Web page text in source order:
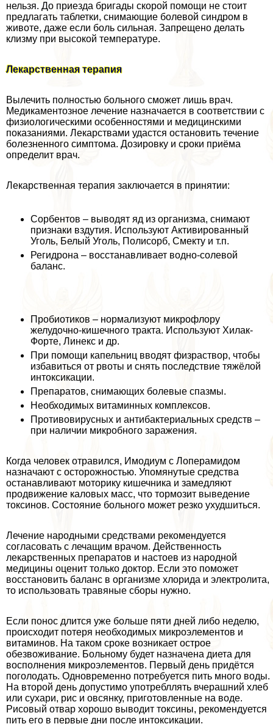
нельзя. До приезда бригады скорой помощи не стоит
предлагать таблетки, снимающие болевой синдром в
животе, даже если боль сильная. Запрещено делать
клизму при высокой температуре.
Лекарственная терапия
Вылечить полностью больного сможет лишь врач.
Медикаментозное лечение назначается в соответствии с
физиологическими особенностями и медицинскими
показаниями. Лекарствами удастся остановить течение
болезненного симптома. Дозировку и сроки приёма
определит врач.
Лекарственная терапия заключается в принятии:
Сорбентов – выводят яд из организма, снимают
признаки вздутия. Используют Активированный
Уголь, Белый Уголь, Полисорб, Смекту и т.п.
Регидрона – восстанавливает водно-солевой
баланс.
Пробиотиков – нормализуют микрофлору
желудочно-кишечного тpaкта. Используют Хилак-
Форте, Линекс и др.
При помощи капельниц вводят физраствор, чтобы
избавиться от рвоты и снять последствие тяжёлой
интоксикации.
Препаратов, снимающих болевые спазмы.
Необходимых витаминных комплексов.
Противовирусных и антибактериальных средств –
при наличии микробного заражения.
Когда человек отравился, Имодиум с Лоперамидом
назначают с осторожностью. Упомянутые средства
останавливают моторику кишечника и замедляют
продвижение каловых масс, что тормозит выведение
токсинов. Состояние больного может резко ухудшиться.
Лечение народными средствами рекомендуется
согласовать с лечащим врачом. Действенность
лекарственных препаратов и настоев из народной
медицины оценит только доктор. Если это поможет
восстановить баланс в организме хлорида и электролита,
то использовать травяные сборы нужно.
Если понос длится уже больше пяти дней либо неделю,
происходит потеря необходимых микроэлементов и
витаминов. На таком сроке возникает острое
обезвоживание. Больному будет назначена диета для
восполнения микроэлементов. Первый день придётся
поголодать. Одновременно потребуется пить много воды.
На второй день допустимо употрeбллять вчерашний хлеб
или сухари, рис и овсянку, приготовленные на воде.
Рисовый отвар хорошо выводит токсины, рекомендуется
пить его в первые дни после интоксикации.